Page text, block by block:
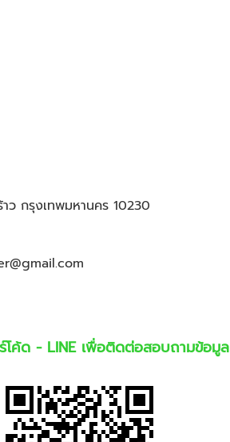
ว กรุงเทพมหานคร 10230
โค้ด - LINE เพื่อติดต่อสอบถามข้อมูล